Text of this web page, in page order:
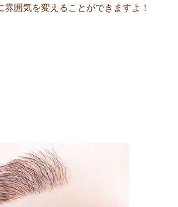
囲気を変えることができますよ！